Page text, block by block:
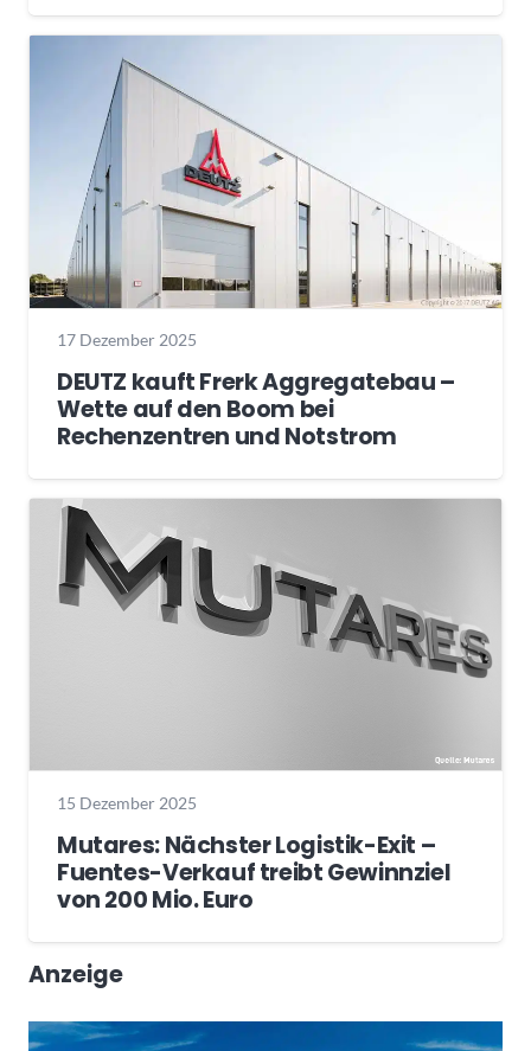
17 Dezember 2025
DEUTZ kauft Frerk Aggregatebau –
Wette auf den Boom bei
Rechenzentren und Notstrom
15 Dezember 2025
Mutares: Nächster Logistik-Exit –
Fuentes-Verkauf treibt Gewinnziel
von 200 Mio. Euro
Anzeige